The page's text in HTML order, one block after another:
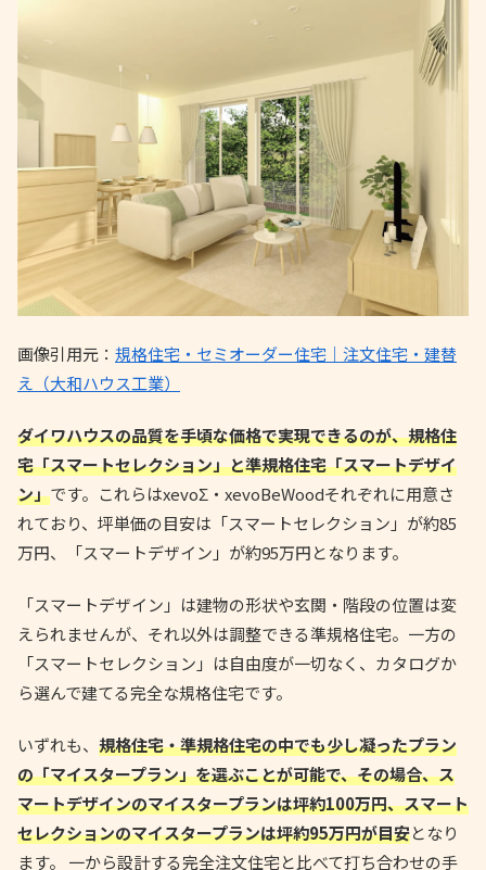
画像引用元： 規格住宅・セミオーダー住宅｜注文住宅・建替
え（大和ハウス工業）
ダイワハウスの品質を手頃な価格で実現できるのが、規格住
宅「スマートセレクション」と準規格住宅「スマートデザイ
ン」です。これらはxevoΣ・xevoBeWoodそれぞれに用意さ
れており、坪単価の目安は「スマートセレクション」が約85
万円、「スマートデザイン」が約95万円となります。
「スマートデザイン」は建物の形状や玄関・階段の位置は変
えられませんが、それ以外は調整できる準規格住宅。一方の
「スマートセレクション」は自由度が一切なく、カタログか
ら選んで建てる完全な規格住宅です。
いずれも、 規格住宅・準規格住宅の中でも少し凝ったプラン
の「マイスタープラン」を選ぶことが可能で、その場合、ス
マートデザインのマイスタープランは坪約100万円、スマート
セレクションのマイスタープランは坪約95万円が目安となり
ます。 一から設計する完全注文住宅と比べて打ち合わせの手